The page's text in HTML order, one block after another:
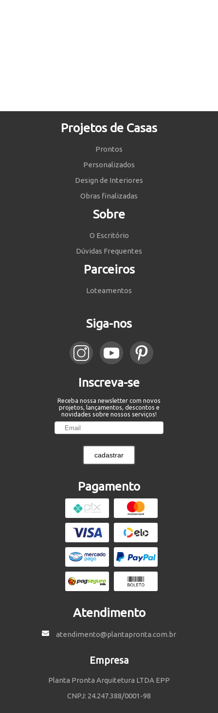
Projetos de Casas
Prontos
Personalizados
Design de Interiores
Obras finalizadas
Sobre
O Escritório
Dúvidas Frequentes
Parceiros
Loteamentos
Siga-nos
Inscreva-se
Receba nossa newsletter com novos
projetos, lançamentos, descontos e
novidades sobre nossos serviços!
cadastrar
Pagamento
Atendimento
atendimento@plantapronta.com.br
Empresa
Planta Pronta Arquitetura LTDA EPP
CNPJ: 24.247.388/0001-98